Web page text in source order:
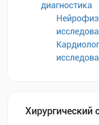
диагностика
Хирургический